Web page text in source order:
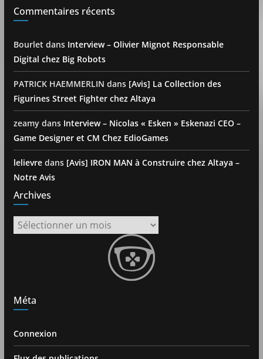
Commentaires récents
Bourlet dans Interview – Olivier Mignot Responsable
Digital chez Big Robots
PATRICK HAEMMERLIN dans [Avis] La Collection des
Figurines Street Fighter chez Altaya
zeamydans Interview – Nicolas « Esken » Eskenazi CEO –
Game Designer et CM Chez EdioGames
lelievredans [Avis] IRON MAN à Construire chez Altaya –
Notre Avis
Archives
Archives
Méta
Connexion